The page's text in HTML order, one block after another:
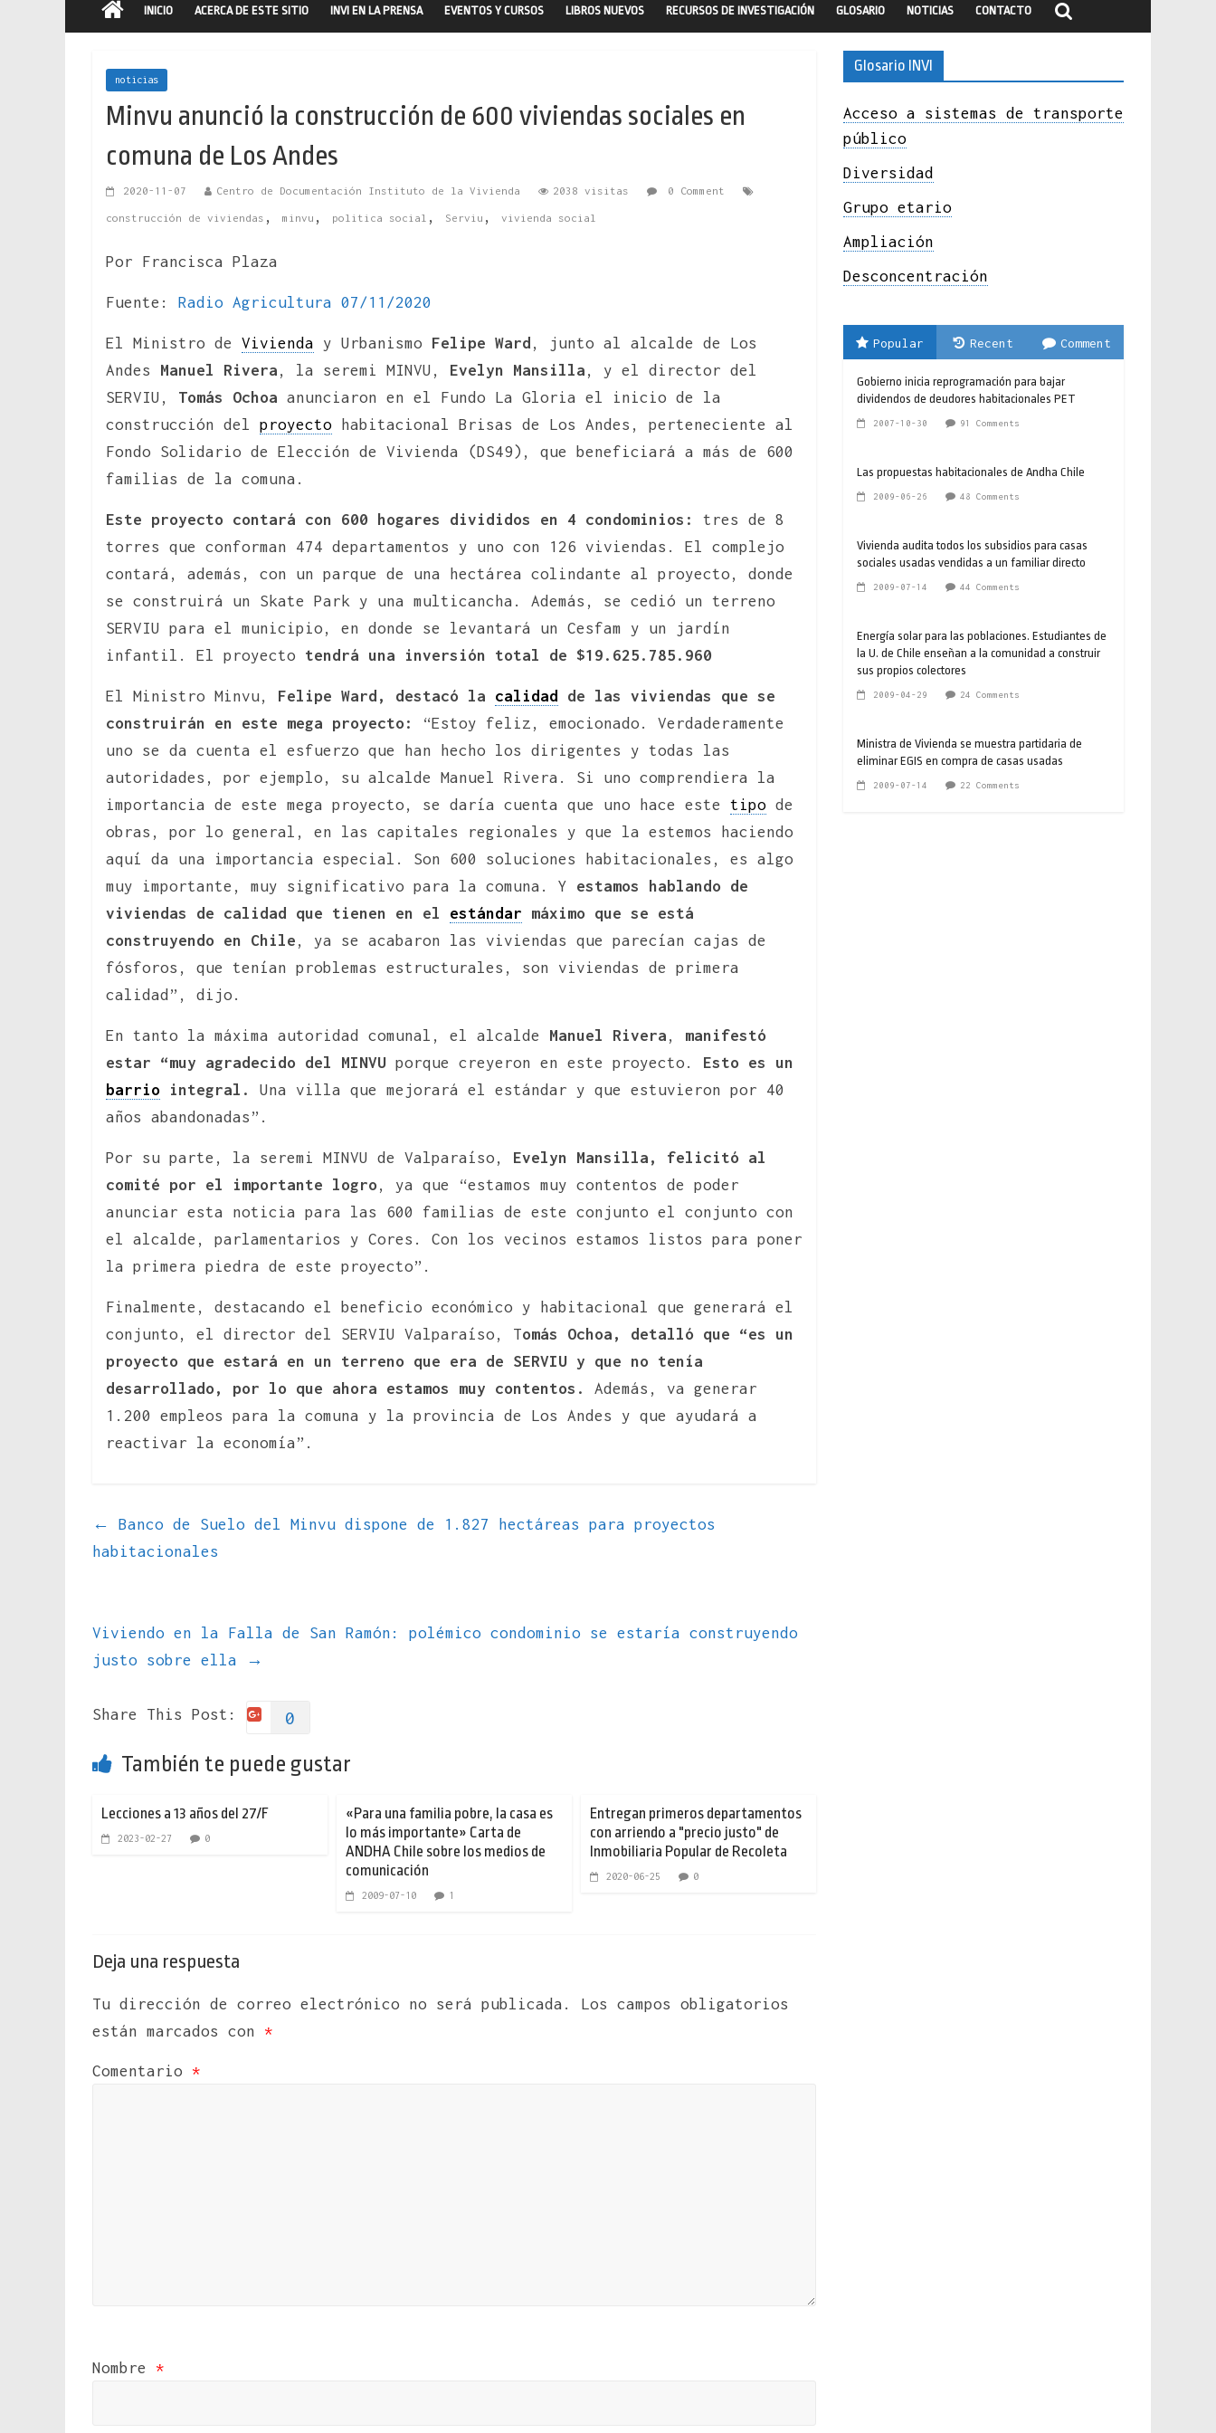
INICIO ACERCA DE ESTE SITIO INVI EN LA PRENSA EVENTOS Y CURSOS LIBROS NUEVOS RECURSOS DE INVESTIGACIÓN GLOSARIO NOTICIAS CONTACTO
noticias
Minvu anunció la construcción de 600 viviendas sociales en
comuna de Los Andes
2020-11-07 Centro de Documentación Instituto de la Vivienda 2038 visitas 0 Comment
construcción de viviendas , minvu , politica social , Serviu , vivienda social
Por Francisca Plaza
Fuente: Radio Agricultura 07/11/2020
El Ministro de Vivienda y Urbanismo Felipe Ward , junto al alcalde de Los
Andes Manuel Rivera , la seremi MINVU, Evelyn Mansilla , y el director del
SERVIU, Tomás Ochoa anunciaron en el Fundo La Gloria el inicio de la
construcción del proyecto habitacional Brisas de Los Andes, perteneciente al
Fondo Solidario de Elección de Vivienda (DS49), que beneficiará a más de 600
familias de la comuna.
Este proyecto contará con 600 hogares divididos en 4 condominios:
tres de 8
torres que conforman 474 departamentos y uno con 126 viviendas. El complejo
contará, además, con un parque de una hectárea colindante al proyecto, donde
se construirá un Skate Park y una multicancha. Además, se cedió un terreno
SERVIU para el municipio, en donde se levantará un Cesfam y un jardín
infantil. El proyecto tendrá una inversión total de $19.625.785.960
El Ministro Minvu, Felipe Ward, destacó la calidad de las viviendas que se
construirán en este mega proyecto:
“Estoy feliz, emocionado. Verdaderamente
uno se da cuenta el esfuerzo que han hecho los dirigentes y todas las
autoridades, por ejemplo, su alcalde Manuel Rivera. Si uno comprendiera la
importancia de este mega proyecto, se daría cuenta que uno hace este tipo de
obras, por lo general, en las capitales regionales y que la estemos haciendo
aquí da una importancia especial. Son 600 soluciones habitacionales, es algo
muy importante, muy significativo para la comuna. Y estamos hablando de
viviendas de calidad que tienen en el estándar máximo que se está
construyendo en Chile , ya se acabaron las viviendas que parecían cajas de
fósforos, que tenían problemas estructurales, son viviendas de primera
calidad”, dijo.
En tanto la máxima autoridad comunal, el alcalde Manuel Rivera ,
manifestó
estar “muy agradecido del MINVU porque creyeron en este proyecto.
Esto es un
barrio integral.
Una villa que mejorará el estándar y que estuvieron por 40
años abandonadas”.
Por su parte, la seremi MINVU de Valparaíso, Evelyn Mansilla, felicitó al
comité por el importante logro , ya que “estamos muy contentos de poder
anunciar esta noticia para las 600 familias de este conjunto el conjunto con
el alcalde, parlamentarios y Cores. Con los vecinos estamos listos para poner
la primera piedra de este proyecto”.
Finalmente, destacando el beneficio económico y habitacional que generará el
conjunto, el director del SERVIU Valparaíso, Tomás Ochoa, detalló que “es un
proyecto que estará en un terreno que era de SERVIU y que no tenía
desarrollado, por lo que ahora estamos muy contentos.
Además, va generar
1.200 empleos para la comuna y la provincia de Los Andes y que ayudará a
reactivar la economía”.
←
Banco de Suelo del Minvu dispone de 1.827 hectáreas para proyectos
habitacionales
Viviendo en la Falla de San Ramón: polémico condominio se estaría construyendo
justo sobre ella
→
Share This Post: 0
También te puede gustar
Lecciones a 13 años del 27/F
2023-02-27 0
«Para una familia pobre, la casa es
lo más importante» Carta de
ANDHA Chile sobre los medios de
comunicación
2009-07-10 1
Entregan primeros departamentos
con arriendo a "precio justo" de
Inmobiliaria Popular de Recoleta
2020-06-25 0
Deja una respuesta
Tu dirección de correo electrónico no será publicada.
Los campos obligatorios
están marcados con *
Comentario *
Nombre *
Glosario INVI
Acceso a sistemas de transporte
público
Diversidad
Grupo etario
Ampliación
Desconcentración
Popular Recent Comment
Gobierno inicia reprogramación para bajar
dividendos de deudores habitacionales PET
2007-10-30 91 Comments
Las propuestas habitacionales de Andha Chile
2009-06-26 48 Comments
Vivienda audita todos los subsidios para casas
sociales usadas vendidas a un familiar directo
2009-07-14 44 Comments
Energía solar para las poblaciones. Estudiantes de
la U. de Chile enseñan a la comunidad a construir
sus propios colectores
2009-04-29 24 Comments
Ministra de Vivienda se muestra partidaria de
eliminar EGIS en compra de casas usadas
2009-07-14 22 Comments